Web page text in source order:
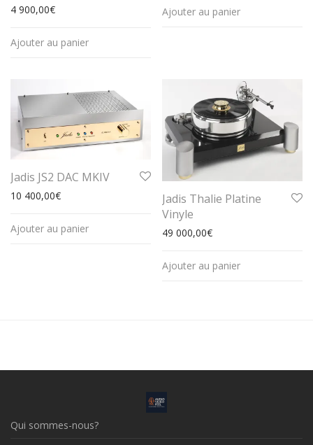
4 900,00€
Ajouter au panier
Ajouter au panier
Jadis JS2 DAC MKIV
10 400,00€
Ajouter au panier
Jadis Thalie Platine
Vinyle
49 000,00€
Ajouter au panier
Qui sommes-nous?